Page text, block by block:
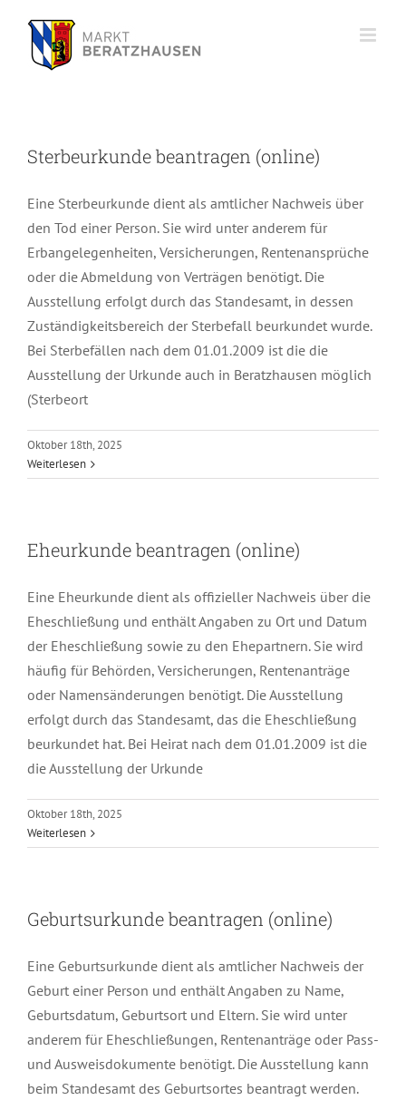
springen
Sterbeurkunde beantragen (online)
Eine Sterbeurkunde dient als amtlicher Nachweis über
den Tod einer Person. Sie wird unter anderem für
Erbangelegenheiten, Versicherungen, Rentenansprüche
oder die Abmeldung von Verträgen benötigt. Die
Ausstellung erfolgt durch das Standesamt, in dessen
Zuständigkeitsbereich der Sterbefall beurkundet wurde.
Bei Sterbefällen nach dem 01.01.2009 ist die die
Ausstellung der Urkunde auch in Beratzhausen möglich
(Sterbeort
Oktober 18th, 2025
Weiterlesen
Eheurkunde beantragen (online)
Eine Eheurkunde dient als offizieller Nachweis über die
Eheschließung und enthält Angaben zu Ort und Datum
der Eheschließung sowie zu den Ehepartnern. Sie wird
häufig für Behörden, Versicherungen, Rentenanträge
oder Namensänderungen benötigt. Die Ausstellung
erfolgt durch das Standesamt, das die Eheschließung
beurkundet hat. Bei Heirat nach dem 01.01.2009 ist die
die Ausstellung der Urkunde
Oktober 18th, 2025
Weiterlesen
Geburtsurkunde beantragen (online)
Eine Geburtsurkunde dient als amtlicher Nachweis der
Geburt einer Person und enthält Angaben zu Name,
Geburtsdatum, Geburtsort und Eltern. Sie wird unter
anderem für Eheschließungen, Rentenanträge oder Pass-
und Ausweisdokumente benötigt. Die Ausstellung kann
beim Standesamt des Geburtsortes beantragt werden.